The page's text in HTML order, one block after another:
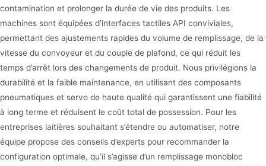
contamination et prolonger la durée de vie des produits. Les
machines sont équipées d’interfaces tactiles API conviviales,
permettant des ajustements rapides du volume de remplissage, de la
vitesse du convoyeur et du couple de plafond, ce qui réduit les
temps d’arrêt lors des changements de produit. Nous privilégions la
durabilité et la faible maintenance, en utilisant des composants
pneumatiques et servo de haute qualité qui garantissent une fiabilité
à long terme et réduisent le coût total de possession. Pour les
entreprises laitières souhaitant s’étendre ou automatiser, notre
équipe propose des conseils d’experts pour recommander la
configuration optimale, qu’il s’agisse d’un remplissage monobloc